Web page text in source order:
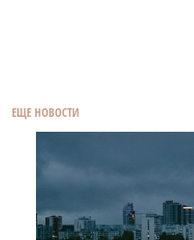
ЕЩЕ НОВОСТИ